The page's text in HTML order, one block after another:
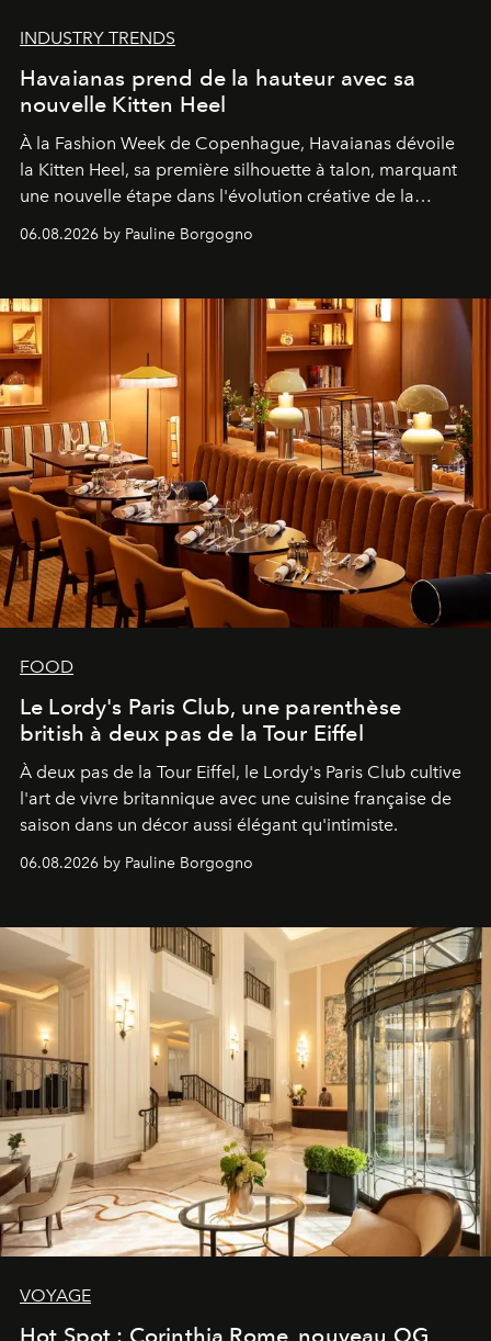
INDUSTRY TRENDS
Havaianas prend de la hauteur avec sa
nouvelle Kitten Heel
À la Fashion Week de Copenhague, Havaianas dévoile
la Kitten Heel, sa première silhouette à talon, marquant
une nouvelle étape dans l'évolution créative de la
06.08.2026 by Pauline Borgogno
FOOD
Le Lordy's Paris Club, une parenthèse
british à deux pas de la Tour Eiffel
À deux pas de la Tour Eiffel, le Lordy's Paris Club cultive
l'art de vivre britannique avec une cuisine française de
saison dans un décor aussi élégant qu'intimiste.
06.08.2026 by Pauline Borgogno
VOYAGE
Hot Spot : Corinthia Rome, nouveau QG